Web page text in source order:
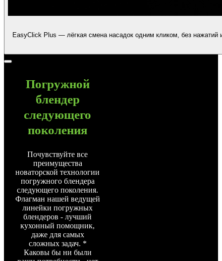
EasyClick Plus — лёгкая смена насадок одним кликом, без нажатий
Погружной
блендер
следующего
поколения
Почувствуйте все
преимущества
новаторской технологии
погружного блендера
следующего поколения.
Флагман нашей ведущей
линейки погружных
блендеров - лучший
кухонный помощник,
даже для самых
сложных задач. *
Каковы бы ни были